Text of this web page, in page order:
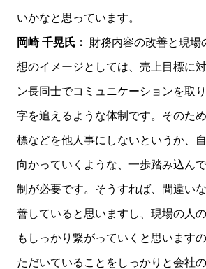
いかなと思っています。
岡崎 千晃氏： 財務内容の改善と現場
想のイメージとしては、売上目標に
ン長同士でコミュニケーションを取
字を追えるような体制です。そのた
標などを他人事にしないというか、
向かっていくような、一歩踏み込ん
制が必要です。そうすれば、間違い
善していると思いますし、現場の人
もしっかり繋がっていくと思います
ただいていることをしっかりと会社